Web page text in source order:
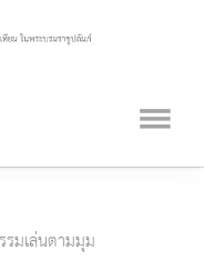
มเล่นตามมุม